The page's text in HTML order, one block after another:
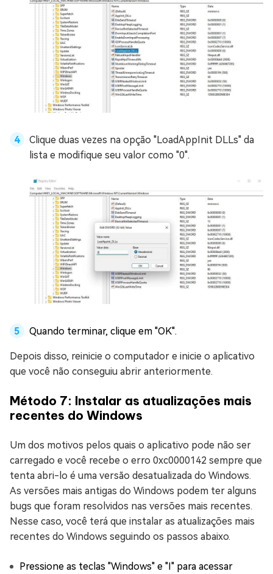
Clique duas vezes na opção "LoadAppInit DLLs" da
lista e modifique seu valor como "0".
Quando terminar, clique em "OK".
Depois disso, reinicie o computador e inicie o aplicativo
que você não conseguiu abrir anteriormente.
Método 7: Instalar as atualizações mais
recentes do Windows
Um dos motivos pelos quais o aplicativo pode não ser
carregado e você recebe o erro 0xc0000142 sempre que
tenta abri-lo é uma versão desatualizada do Windows.
As versões mais antigas do Windows podem ter alguns
bugs que foram resolvidos nas versões mais recentes.
Nesse caso, você terá que instalar as atualizações mais
recentes do Windows seguindo os passos abaixo.
Pressione as teclas "Windows" e "I" para acessar